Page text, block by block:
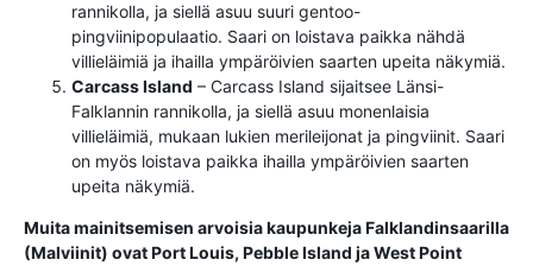
rannikolla, ja siellä asuu suuri gentoo-
pingviinipopulaatio. Saari on loistava paikka nähdä
villieläimiä ja ihailla ympäröivien saarten upeita näkymiä.
Carcass Island – Carcass Island sijaitsee Länsi-
Falklannin rannikolla, ja siellä asuu monenlaisia ​​
villieläimiä, mukaan lukien merileijonat ja pingviinit. Saari
on myös loistava paikka ihailla ympäröivien saarten
upeita näkymiä.
Muita mainitsemisen arvoisia kaupunkeja Falklandinsaarilla
(Malviinit) ovat Port Louis, Pebble Island ja West Point